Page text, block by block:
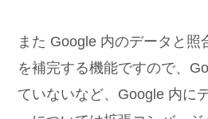
また Google 内のデータと照
を補完する機能ですので、
ていないなど、Google 内に